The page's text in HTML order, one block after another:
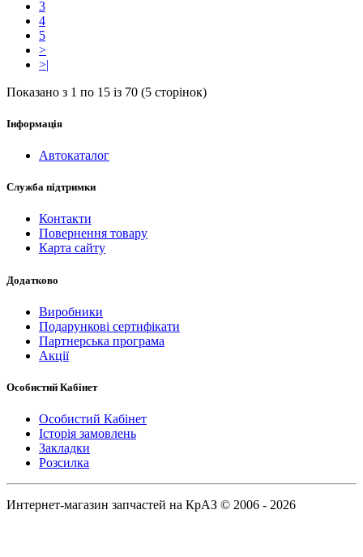
3
4
5
>
>|
Показано з 1 по 15 із 70 (5 сторінок)
Інформація
Автокаталог
Служба підтримки
Контакти
Повернення товару
Карта сайту
Додатково
Виробники
Подарункові сертифікати
Партнерська програма
Акції
Особистий Кабінет
Особистий Кабінет
Історія замовлень
Закладки
Розсилка
Интернет-магазин запчастей на КрАЗ © 2006 - 2026